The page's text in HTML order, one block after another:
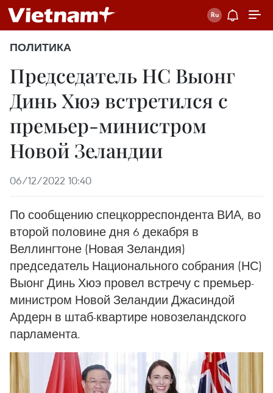
ПОЛИТИКА
Председатель НС Выонг
Динь Хюэ встретился с
премьер-министром
Новой Зеландии
06/12/2022 10:40
По сообщению спецкорреспондента ВИА, во
второй половине дня 6 декабря в
Веллингтоне (Новая Зеландия)
председатель Национального собрания (НС)
Выонг Динь Хюэ провел встречу с премьер-
министром Новой Зеландии Джасиндой
Ардерн в штаб-квартире новозеландского
парламента.